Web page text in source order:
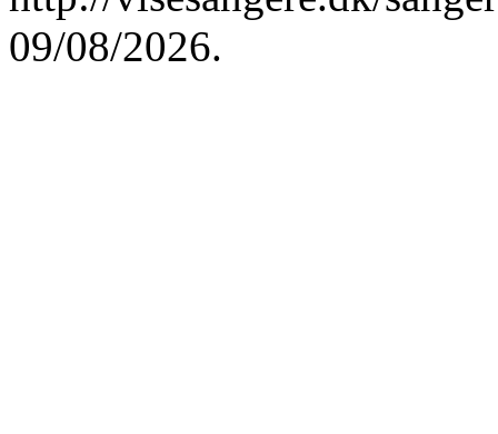
09/08/2026.